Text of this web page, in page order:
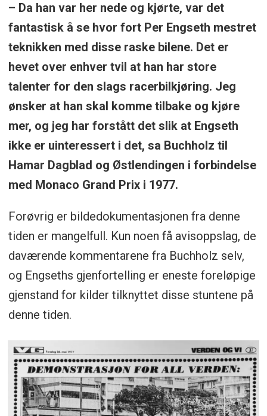
– Da han var her nede og kjørte, var det
fantastisk å se hvor fort Per Engseth mestret
teknikken med disse raske bilene. Det er
hevet over enhver tvil at han har store
talenter for den slags racerbilkjøring. Jeg
ønsker at han skal komme tilbake og kjøre
mer, og jeg har forstått det slik at Engseth
ikke er uinteressert i det, sa Buchholz til
Hamar Dagblad og Østlendingen i forbindelse
med Monaco Grand Prix i 1977.
Forøvrig er bildedokumentasjonen fra denne
tiden er mangelfull. Kun noen få avisoppslag, de
daværende kommentarene fra Buchholz selv,
og Engseths gjenfortelling er eneste foreløpige
gjenstand for kilder tilknyttet disse stuntene på
denne tiden.